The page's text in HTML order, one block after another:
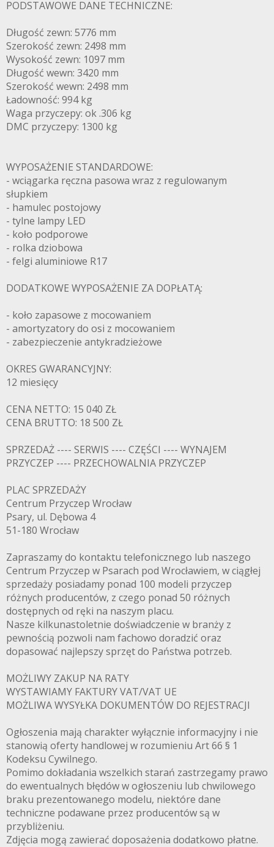
PODSTAWOWE DANE TECHNICZNE:
Długość zewn: 5776 mm
Szerokość zewn: 2498 mm
Wysokość zewn: 1097 mm
Długość wewn: 3420 mm
Szerokość wewn: 2498 mm
Ładowność: 994 kg
Waga przyczepy: ok .306 kg
DMC przyczepy: 1300 kg
WYPOSAŻENIE STANDARDOWE:
- wciągarka ręczna pasowa wraz z regulowanym
słupkiem
- hamulec postojowy
- tylne lampy LED
- koło podporowe
- rolka dziobowa
- felgi aluminiowe R17
DODATKOWE WYPOSAŻENIE ZA DOPŁATĄ:
- koło zapasowe z mocowaniem
- amortyzatory do osi z mocowaniem
- zabezpieczenie antykradzieżowe
OKRES GWARANCYJNY:
12 miesięcy
CENA NETTO: 15 040 ZŁ
CENA BRUTTO: 18 500 ZŁ
SPRZEDAŻ ---- SERWIS ---- CZĘŚCI ---- WYNAJEM
PRZYCZEP ---- PRZECHOWALNIA PRZYCZEP
PLAC SPRZEDAŻY
Centrum Przyczep Wrocław
Psary, ul. Dębowa 4
51-180 Wrocław
Zapraszamy do kontaktu telefonicznego lub naszego
Centrum Przyczep w Psarach pod Wrocławiem, w ciągłej
sprzedaży posiadamy ponad 100 modeli przyczep
różnych producentów, z czego ponad 50 różnych
dostępnych od ręki na naszym placu.
Nasze kilkunastoletnie doświadczenie w branży z
pewnością pozwoli nam fachowo doradzić oraz
dopasować najlepszy sprzęt do Państwa potrzeb.
MOŻLIWY ZAKUP NA RATY
WYSTAWIAMY FAKTURY VAT/VAT UE
MOŻLIWA WYSYŁKA DOKUMENTÓW DO REJESTRACJI
Ogłoszenia mają charakter wyłącznie informacyjny i nie
stanowią oferty handlowej w rozumieniu Art 66 § 1
Kodeksu Cywilnego.
Pomimo dokładania wszelkich starań zastrzegamy prawo
do ewentualnych błędów w ogłoszeniu lub chwilowego
braku prezentowanego modelu, niektóre dane
techniczne podawane przez producentów są w
przybliżeniu.
Zdjęcia mogą zawierać doposażenia dodatkowo płatne.